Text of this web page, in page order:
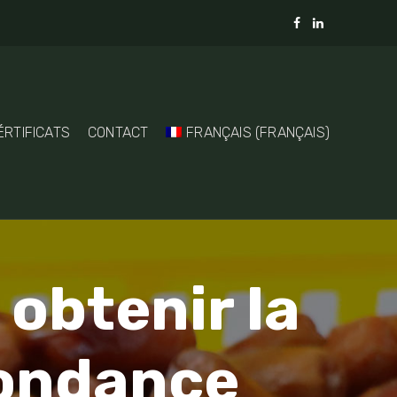
CONTACT FRANÇAIS (FRANÇAIS)
la